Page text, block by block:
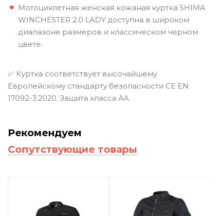
Мотоциклетная женская кожаная куртка SHIMA
WINCHESTER 2.0 LADY доступна в широком
диапазоне размеров и классическом черном
цвете.
✅ Куртка соответствует высочайшему
Европейскому стандарту безопасности CE EN
17092-3:2020. Защита класса АА
Рекомендуем
Сопутствующие товары